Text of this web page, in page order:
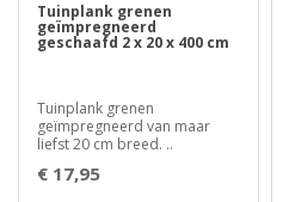
Tuinplank grenen
geïmpregneerd
geschaafd 2 x 20 x 400 cm
Tuinplank grenen
geïmpregneerd van maar
liefst 20 cm breed. ..
€ 17,95